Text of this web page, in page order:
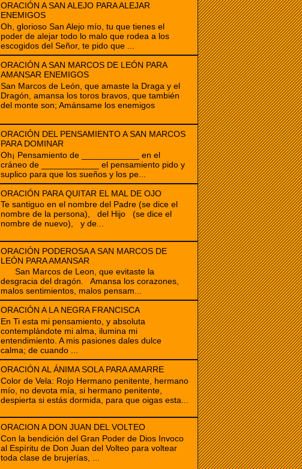
ORACIÓN A SAN ALEJO PARA ALEJAR
ENEMIGOS
Oh, glorioso San Alejo mío, tu que tienes el
poder de alejar todo lo malo que rodea a los
escogidos del Señor, te pido que ...
ORACIÓN A SAN MARCOS DE LEÓN PARA
AMANSAR ENEMIGOS
San Marcos de León, que amaste la Draga y el
Dragón, amansa los toros bravos, que también
del monte son; Amánsame los enemigos
ORACIÓN DEL PENSAMIENTO A SAN MARCOS
PARA DOMINAR
Oh¡ Pensamiento de ____________ en el
cráneo de ____________ el pensamiento pido y
suplico para que los sueños y los pe...
ORACIÓN PARA QUITAR EL MAL DE OJO
Te santiguo en el nombre del Padre (se dice el
nombre de la persona), del Hijo (se dice el
nombre de nuevo), y de...
ORACIÓN PODEROSA A SAN MARCOS DE
LEÓN PARA AMANSAR
San Marcos de Leon, que evitaste la
desgracia del dragón. Amansa los corazones,
malos sentimientos, malos pensam...
ORACIÓN A LA NEGRA FRANCISCA
En Ti esta mi pensamiento, y absoluta
contemplándote mi alma, ilumina mi
entendimiento. A mis pasiones dales dulce
calma; de cuando ...
ORACIÓN AL ÁNIMA SOLA PARA AMARRE
Color de Vela: Rojo Hermano penitente, hermano
mío, no devota mía, si hermano penitente,
despierta si estás dormida, para que oigas esta...
ORACION A DON JUAN DEL VOLTEO
Con la bendición del Gran Poder de Dios Invoco
al Espíritu de Don Juan del Volteo para voltear
toda clase de brujerías, ...